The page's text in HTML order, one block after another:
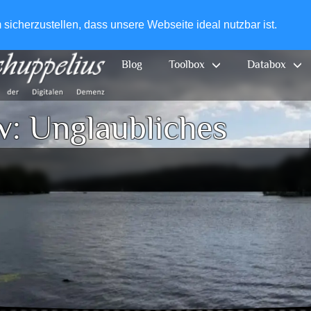
dass unsere Webseite ideal nutzbar ist.
Blog Toolbox Databox
Unglaubliches